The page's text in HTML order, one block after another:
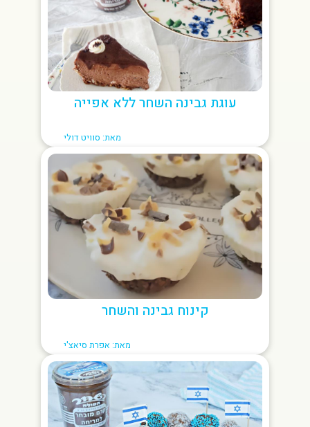
עוגת גבינה השחר ללא אפייה
מאת: סוויט דולי
קינוח גבינה והשחר
מאת: אפרת סיאצ'י